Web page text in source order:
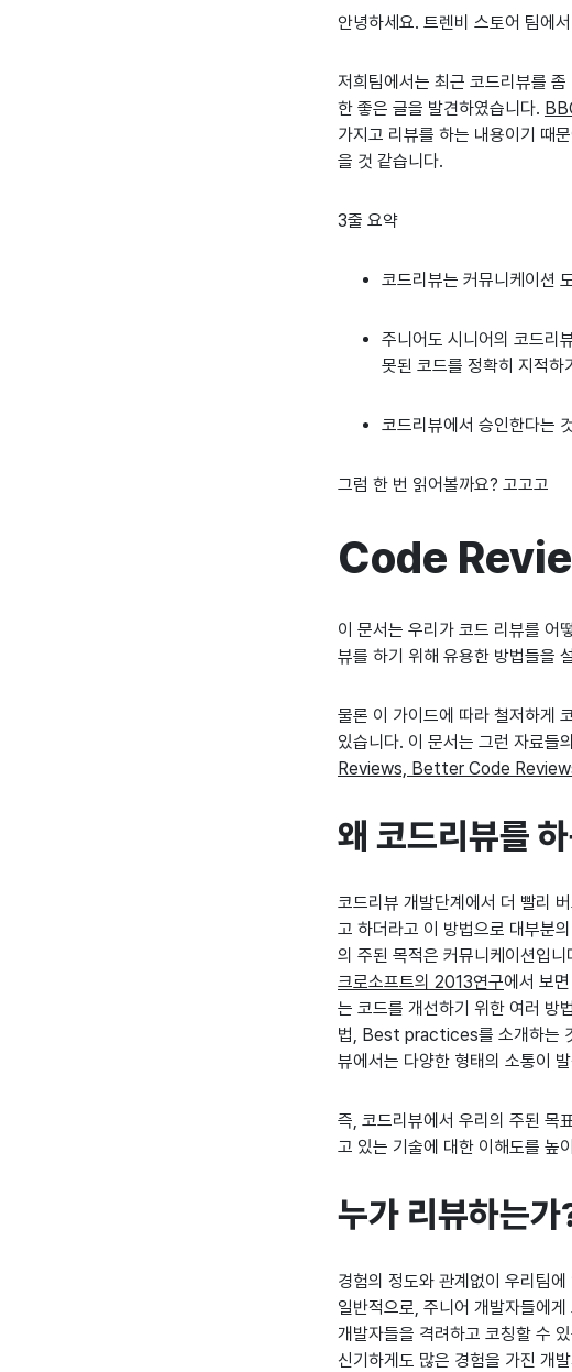
안녕하세요. 트렌비 스토어 팀에
저희팀에서는 최근 코드리뷰를
한 좋은 글을 발견하였습니다.
가지고 리뷰를 하는 내용이기 때
을 것 같습니다.
3줄 요약
코드리뷰는 커뮤니케이션
주니어도 시니어의 코드리
못된 코드를 정확히 지적하
코드리뷰에서 승인한다는
그럼 한 번 읽어볼까요? 고고고
Code
이 문서는 우리가 코드 리뷰를 어
뷰를 하기 위해 유용한 방법들을
물론 이 가이드에 따라 철저하게
있습니다. 이 문서는 그런 자료들
Reviews, Better Code
왜 코드리뷰를
코드리뷰 개발단계에서 더 빨리
고 하더라고 이 방법으로 대부분
의 주된 목적은 커뮤니케이션입
크로소프트의 2013연구에서 보
는 코드를 개선하기 위한 여러 방
법, Best practices를 소개하는
뷰에서는 다양한 형태의 소통이
즉, 코드리뷰에서 우리의 주된 목
고 있는 기술에 대한 이해도를 높
누가 리뷰하는가
경험의 정도와 관계없이 우리팀
일반적으로, 주니어 개발자들에
개발자들을 격려하고 코칭할 수
신기하게도 많은 경험을 가진 개